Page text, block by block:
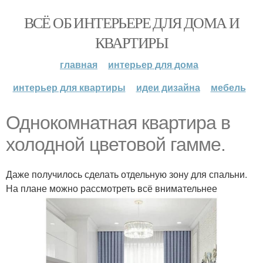
ВСЁ ОБ ИНТЕРЬЕРЕ ДЛЯ ДОМА И
КВАРТИРЫ
главная
интерьер для дома
интерьер для квартиры
идеи дизайна мебель
Однокомнатная квартира в
холодной цветовой гамме.
Даже получилось сделать отдельную зону для спальни.
На плане можно рассмотреть всё внимательнее